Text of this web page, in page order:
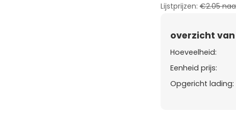
Lijstprijzen: €2.05
overzicht
Hoeveelheid:
Eenheid prijs:
Opgericht lading: